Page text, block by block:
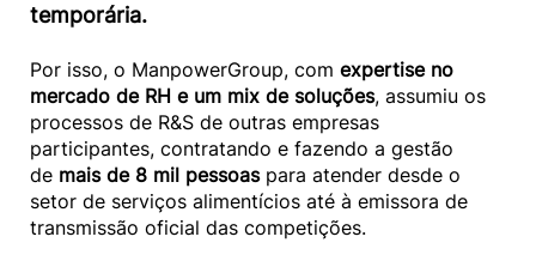
temporária.
Por isso, o ManpowerGroup, com expertise no
mercado de RH e um mix de soluções, assumiu os
processos de R&S de outras empresas
participantes, contratando e fazendo a gestão
de mais de 8 mil pessoaspara atender desde o
setor de serviços alimentícios até à emissora de
transmissão oficial das competições.